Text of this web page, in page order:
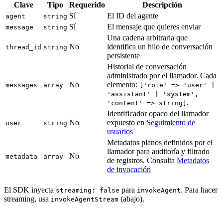
Clave Tipo Requerido Descripción
agent string Sí El ID del agente
message string Sí El mensaje que quieres enviar
thread_id string No
Una cadena arbitraria que
identifica un hilo de conversación
persistente
messages array No
Historial de conversación
administrado por el llamador. Cada
elemento:
['role' => 'user' |
'assistant' | 'system',
'content' => string] .
user string No
Identificador opaco del llamador
expuesto en Seguimiento de
usuarios
metadata array No
Metadatos planos definidos por el
llamador para auditoría y filtrado
de registros. Consulta Metadatos
de invocación
El SDK inyecta streaming: false para invokeAgent. Para hacer
streaming, usa invokeAgentStream (abajo).